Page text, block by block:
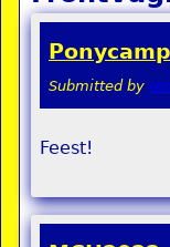
Submitted by
Feest!